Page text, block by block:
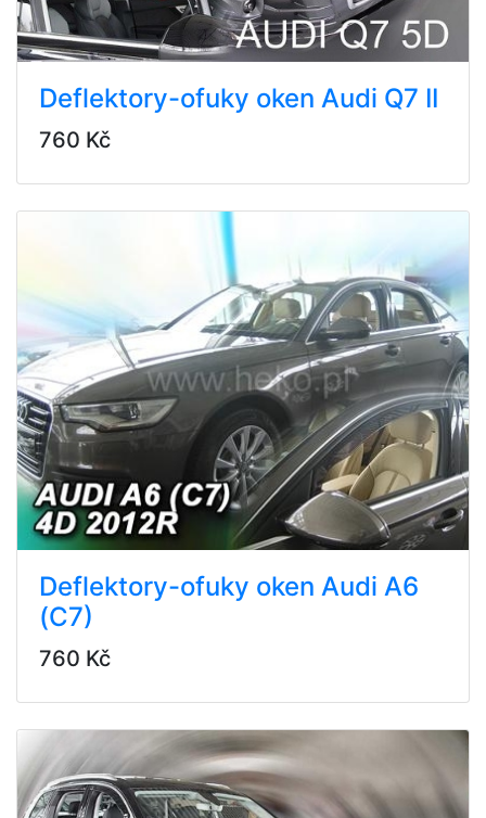
Deflektory-ofuky oken Audi Q7 II
760 Kč
Deflektory-ofuky oken Audi A6
(C7)
760 Kč